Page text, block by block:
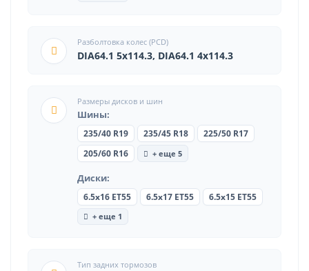
Разболтовка колес (PCD)
DIA64.1 5x114.3, DIA64.1 4x114.3
Размеры дисков и шин
Шины:
235/40 R19 235/45 R18
225/50 R17
205/60 R16
+ еще 5
Диски:
6.5x16 ET55 6.5x17 ET55
6.5x15 ET55
+ еще 1
Тип задних тормозов